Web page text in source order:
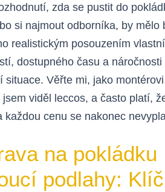
zda se pustit do
si najmout odborníka, by mělo
realistickým posouzením
dostupného času a náročnosti
situace. Věřte mi, jako
jsem viděl leccos, a často platí,
každou cenu se nakonec
na pokládku
podlahy: